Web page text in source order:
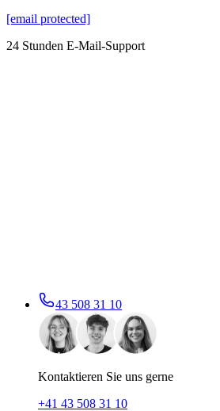
[email protected]
24 Stunden E-Mail-Support
43 508 31 10
Kontaktieren Sie uns gerne
+41 43 508 31 10